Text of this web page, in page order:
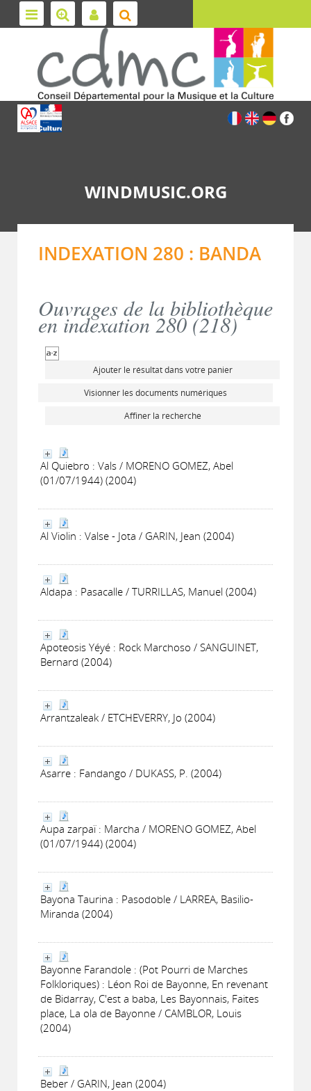
WINDMUSIC.ORG
INDEXATION 280 : BANDA
Ouvrages de la bibliothèque
en indexation 280 (218)
Ajouter le résultat dans votre panier
Visionner les documents numériques
Affiner la recherche
Al Quiebro : Vals / MORENO GOMEZ, Abel
(01/07/1944) (2004)
Al Violin : Valse - Jota / GARIN, Jean (2004)
Aldapa : Pasacalle / TURRILLAS, Manuel (2004)
Apoteosis Yéyé : Rock Marchoso / SANGUINET,
Bernard (2004)
Arrantzaleak / ETCHEVERRY, Jo (2004)
Asarre : Fandango / DUKASS, P. (2004)
Aupa zarpaï : Marcha / MORENO GOMEZ, Abel
(01/07/1944) (2004)
Bayona Taurina : Pasodoble / LARREA, Basilio-
Miranda (2004)
Bayonne Farandole : (Pot Pourri de Marches
Folkloriques) : Léon Roi de Bayonne, En revenant
de Bidarray, C'est a baba, Les Bayonnais, Faites
place, La ola de Bayonne / CAMBLOR, Louis
(2004)
Beber / GARIN, Jean (2004)